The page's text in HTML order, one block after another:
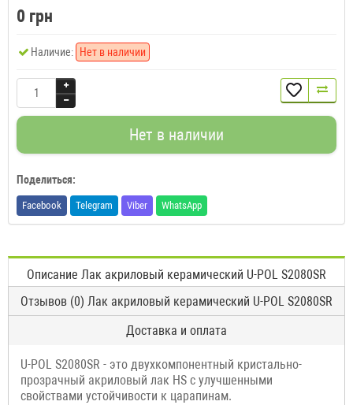
0 грн
Наличие: Нет в наличии
Нет в наличии
Поделиться:
Facebook Telegram Viber WhatsApp
Описание Лак акриловый керамический U-POL S2080SR
Отзывов (0) Лак акриловый керамический U-POL S2080SR
Доставка и оплата
U-POL S2080SR - это двухкомпонентный кристально-
прозрачный акриловый лак HS с улучшенными
свойствами устойчивости к царапинам.